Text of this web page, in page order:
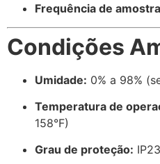
Frequência de
Condições
Umidade: 0% a 98%
Temperatura de
158°F)
Grau de proteção: